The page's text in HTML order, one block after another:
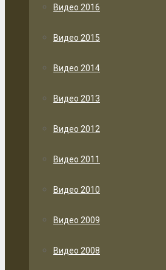
Видео 2016
Видео 2015
Видео 2014
Видео 2013
Видео 2012
Видео 2011
Видео 2010
Видео 2009
Видео 2008